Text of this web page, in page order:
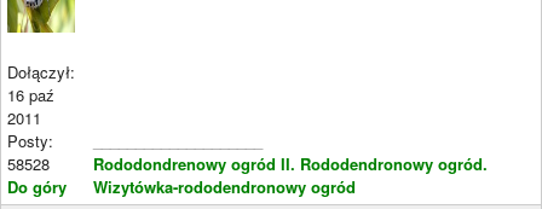
Dołączył:
16 paź
2011
Posty:
58528
Do góry
Rododondrenowy ogród II. Rododendronowy ogród.
Wizytówka-rododendronowy ogród